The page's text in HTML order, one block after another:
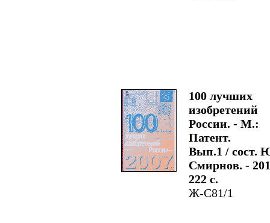
100 лучших
изобретений
России. - М.:
Патент.
Вып.1 / сост.
Смирнов. -
222 с.
Ж-С81/1